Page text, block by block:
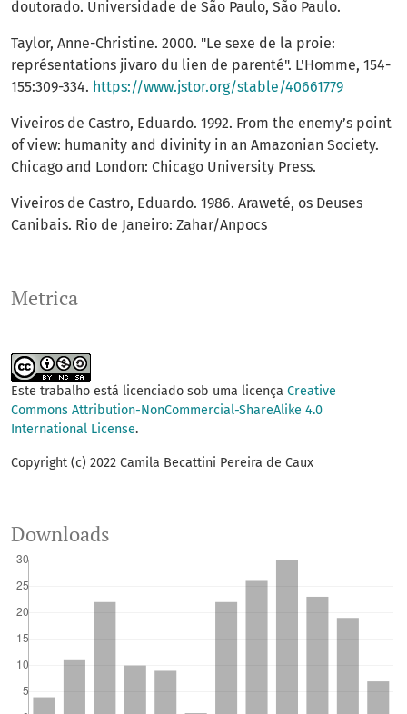
Metrica
doutorado. Universidade de São Paulo, São Paulo.
Taylor, Anne-Christine. 2000. "Le sexe de la proie:
représentations jivaro du lien de parenté". L'Homme, 154-
155:309-334. https://www.jstor.org/stable/40661779
Viveiros de Castro, Eduardo. 1992. From the enemy’s point
of view: humanity and divinity in an Amazonian Society.
Chicago and London: Chicago University Press.
Viveiros de Castro, Eduardo. 1986. Araweté, os Deuses
Canibais. Rio de Janeiro: Zahar/Anpocs
Este trabalho está licenciado sob uma licença Creative
Commons Attribution-NonCommercial-ShareAlike 4.0
International License.
Copyright (c) 2022 Camila Becattini Pereira de Caux
Downloads